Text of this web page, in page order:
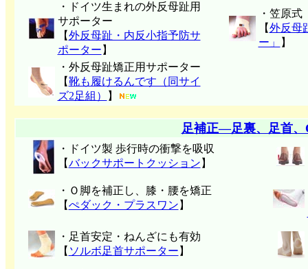
・ドイツ生まれの外反母趾用
サポーター
【外反母趾・内反小指予防サ
ポーター 】
・笠原式
【外反母
ー」
】
・外反母趾矯正用サポーター
【靴も履けるんです（同サイ
ズ2足組）
】
足補正―足裏、足首
・ドイツ製 歩行時の衝撃を吸収
【バックサポートクッション 】
・Ｏ脚を補正し、膝・腰を矯正
【ぺダック・プラスワン 】
・足首安定・ねんざにも有効
【 ソルボ足首サポーター 】